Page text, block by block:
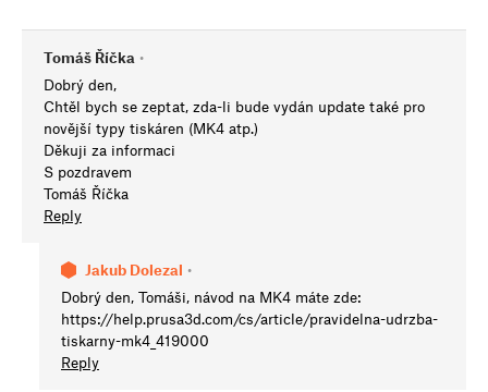
Tomáš Říčka •
Dobrý den,
Chtěl bych se zeptat, zda-li bude vydán update také pro
novější typy tiskáren (MK4 atp.)
Děkuji za informaci
S pozdravem
Tomáš Říčka
Reply
Jakub Dolezal •
Dobrý den, Tomáši, návod na MK4 máte zde:
https://help.prusa3d.com/cs/article/pravidelna-udrzba-
tiskarny-mk4_419000
Reply